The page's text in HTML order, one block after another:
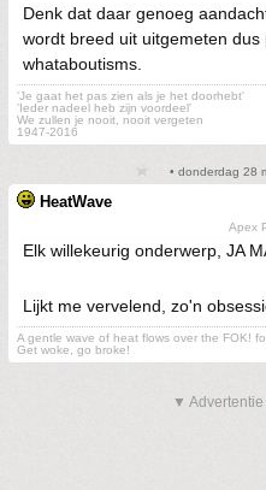
Denk dat daar genoeg
wordt breed uit uitgemeten
whataboutisms.
'Je gaat het pas zien als je het doorhebt'
'Ieder nadeel heb zijn voordeel'
We zullen je nooit, nooit vergeten
1947-2016
• donderdag 28
HeatWave
Apex
Elk willekeurig onderwerp, JA
Lijkt me vervelend, zo'n
A gentle wave of heat flows over the FOK!
Get woke, go broke!
▼